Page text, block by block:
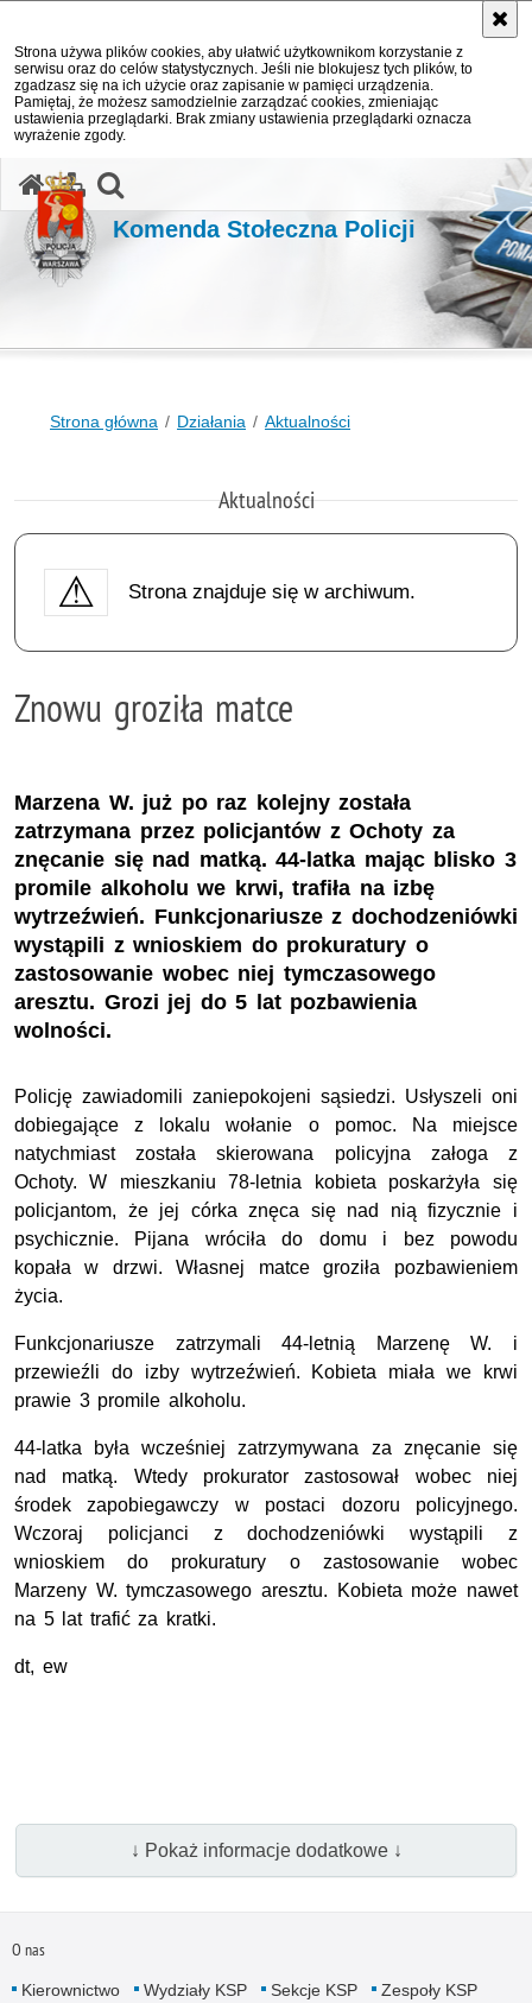
Strona używa plików cookies, aby ułatwić użytkownikom korzystanie z
serwisu oraz do celów statystycznych. Jeśli nie blokujesz tych plików, to
zgadzasz się na ich użycie oraz zapisanie w pamięci urządzenia.
Pamiętaj, że możesz samodzielnie zarządzać cookies, zmieniając
ustawienia przeglądarki. Brak zmiany ustawienia przeglądarki oznacza
wyrażenie zgody.
Komenda Stołeczna Policji
Strona główna Działania Aktualności
Aktualności
Strona znajduje się w archiwum.
Znowu groziła matce
Marzena W. już po raz kolejny została
zatrzymana przez policjantów z Ochoty za
znęcanie się nad matką. 44-latka mając blisko 3
promile alkoholu we krwi, trafiła na izbę
wytrzeźwień. Funkcjonariusze z dochodzeniówki
wystąpili z wnioskiem do prokuratury o
zastosowanie wobec niej tymczasowego
aresztu. Grozi jej do 5 lat pozbawienia
wolności.
Policję zawiadomili zaniepokojeni sąsiedzi. Usłyszeli oni
dobiegające z lokalu wołanie o pomoc. Na miejsce
natychmiast została skierowana policyjna załoga z
Ochoty. W mieszkaniu 78-letnia kobieta poskarżyła się
policjantom, że jej córka znęca się nad nią fizycznie i
psychicznie. Pijana wróciła do domu i bez powodu
kopała w drzwi. Własnej matce groziła pozbawieniem
życia.
Funkcjonariusze zatrzymali 44-letnią Marzenę W. i
przewieźli do izby wytrzeźwień. Kobieta miała we krwi
prawie 3 promile alkoholu.
44-latka była wcześniej zatrzymywana za znęcanie się
nad matką. Wtedy prokurator zastosował wobec niej
środek zapobiegawczy w postaci dozoru policyjnego.
Wczoraj policjanci z dochodzeniówki wystąpili z
wnioskiem do prokuratury o zastosowanie wobec
Marzeny W. tymczasowego aresztu. Kobieta może nawet
na 5 lat trafić za kratki.
dt, ew
↓ Pokaż informacje dodatkowe ↓
O nas
Kierownictwo Wydziały KSP Sekcje KSP
Zespoły KSP